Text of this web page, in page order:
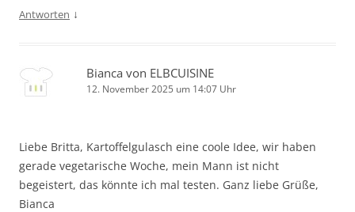
Antworten ↓
Bianca von ELBCUISINE
12. November 2025 um 14:07 Uhr
Liebe Britta, Kartoffelgulasch eine coole Idee, wir haben
gerade vegetarische Woche, mein Mann ist nicht
begeistert, das könnte ich mal testen. Ganz liebe Grüße,
Bianca